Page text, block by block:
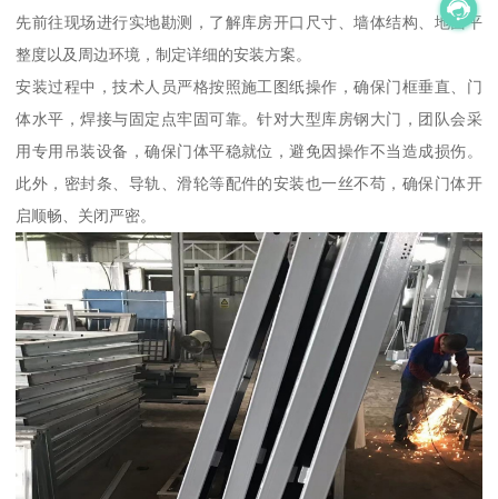
先前往现场进行实地勘测，了解库房开口尺寸、墙体结构、地面平
整度以及周边环境，制定详细的安装方案。
安装过程中，技术人员严格按照施工图纸操作，确保门框垂直、门
体水平，焊接与固定点牢固可靠。针对大型库房钢大门，团队会采
用专用吊装设备，确保门体平稳就位，避免因操作不当造成损伤。
此外，密封条、导轨、滑轮等配件的安装也一丝不苟，确保门体开
启顺畅、关闭严密。